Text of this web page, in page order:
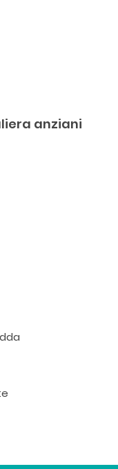
anziani